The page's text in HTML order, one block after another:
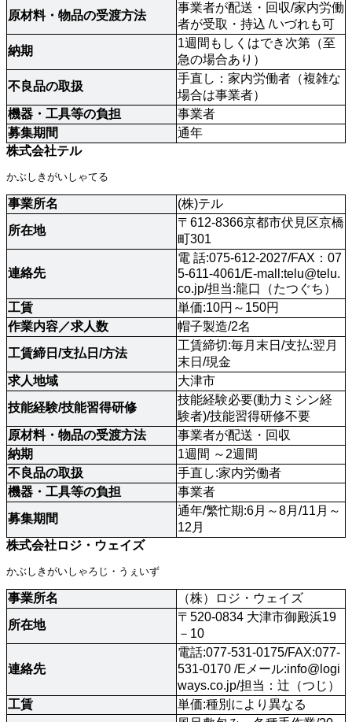
原材料・物品の受渡方法
事業者が配送・回収/家内労働
者が受取・持込 /いづれも可
納期
1週間もしくはでき次第（至
急の場合あり）
不良品の取扱
手直し：家内労働者（複雑な
場合は事業者）
機器・工具等の負担
事業者
募集期間
通年
株式会社テル
かぶしきがいしゃてる
事業所名
(株)テル
所在地
〒612-8366京都市伏見区京橋
町301
連絡先
電 話:075-612-2027/FAX：07
5-611-4061/E-mall:telu@telu.
co.jp/担当:龍口（たつぐち）
工賃
単価:10円～150円
作業内容／求人数
帽子製造/2名
工賃締日/支払日/方法
工賃締切:毎月末日/支払:翌月
末日/現金
求人地域
大津市
技能経験/技能習得研修
技能経験必要(動力ミシン経
験者)/技能習得研修不要
原材料・物品の受渡方法
事業者が配送・回収
納期
1週間 ～2週間
不良品の取扱
手直し:家内労働者
機器・工具等の負担
事業者
募集期間
通年/繁忙期:6月～8月/11月～
12月
株式会社ロジ・ウェイズ
かぶしきがいしゃろじ・うぇいず
事業所名
（株）ロジ・ウェイズ
所在地
〒520-0834 大津市御殿浜19
－10
連絡先
電話:077-531-0175/FAX:077-
531-0170 /Eメール:info@logi
ways.co.jp/担当：辻（つじ）
工賃
単価:種別により異なる